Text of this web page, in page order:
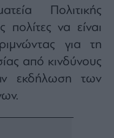
Πολιτικής
να είναι
για τη
από κινδύνους
εκδήλωση των